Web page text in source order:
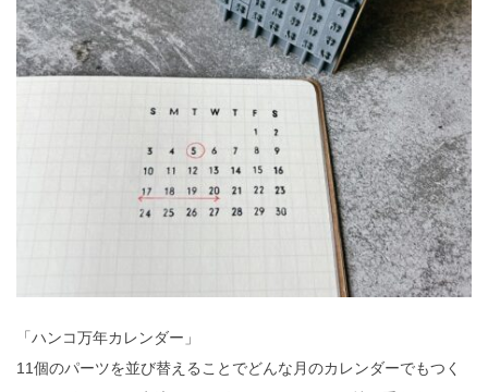
「ハンコ万年カレンダー」
11個のパーツを並び替えることでどんな月のカレンダーでもつく